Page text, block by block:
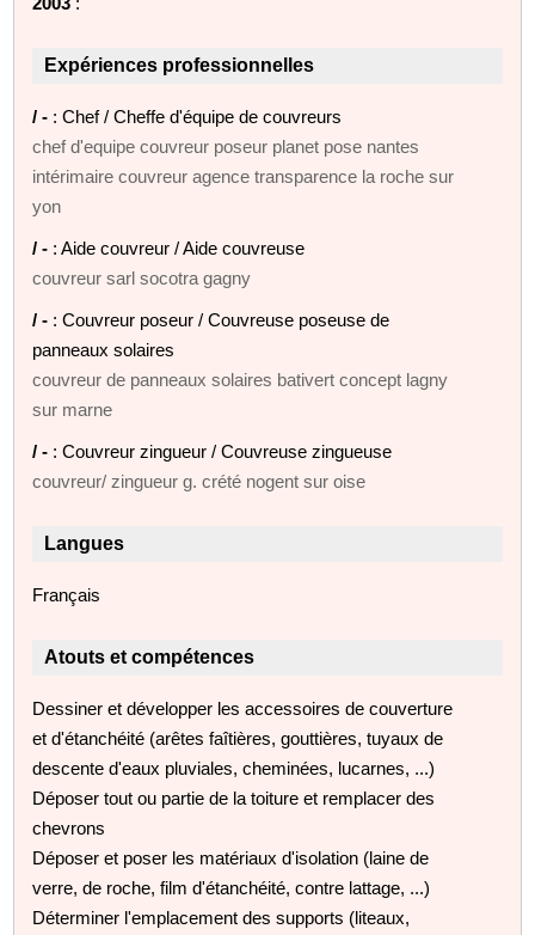
Expériences professionnelles
/ - : Chef / Cheffe d'équipe de couvreurs
chef d'equipe couvreur poseur planet pose nantes
intérimaire couvreur agence transparence la roche sur
yon
/ - : Aide couvreur / Aide couvreuse
couvreur sarl socotra gagny
/ - : Couvreur poseur / Couvreuse poseuse de
panneaux solaires
couvreur de panneaux solaires bativert concept lagny
sur marne
/ - : Couvreur zingueur / Couvreuse zingueuse
couvreur/ zingueur g. crété nogent sur oise
Langues
Français
Atouts et compétences
Dessiner et développer les accessoires de couverture
et d'étanchéité (arêtes faîtières, gouttières, tuyaux de
descente d'eaux pluviales, cheminées, lucarnes, ...)
Déposer tout ou partie de la toiture et remplacer des
chevrons
Déposer et poser les matériaux d'isolation (laine de
verre, de roche, film d'étanchéité, contre lattage, ...)
Déterminer l'emplacement des supports (liteaux,